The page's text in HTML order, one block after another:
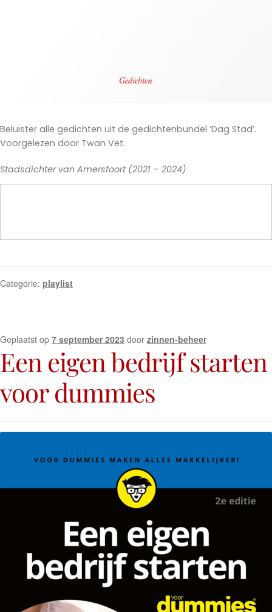
Beluister alle gedichten uit de gedichtenbundel ‘Dag Stad’.
Voorgelezen door Twan Vet.
Stadsdichter van Amersfoort (2021 – 2024)
Categorie: playlist
Geplaatst op 7 september 2023 door zinnen-beheer
Een eigen bedrijf starten
voor dummies